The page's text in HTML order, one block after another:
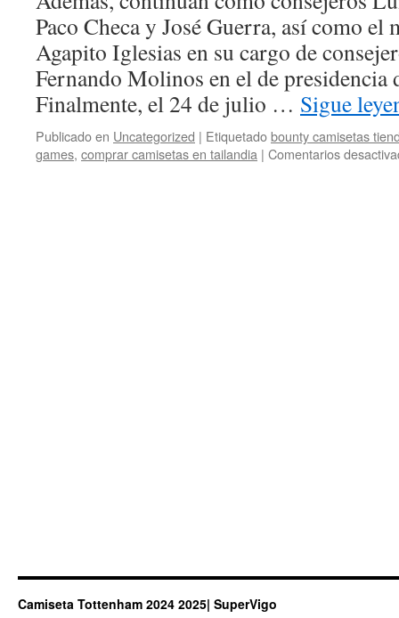
Paco Checa y José Guerra, así como
Agapito Iglesias en su cargo de
Fernando Molinos en el de presidencia
Finalmente, el 24 de julio … Sigue
Publicado en Uncategorized | Etiquetadobounty camisetas
games, comprar camisetas en tailandia | Comentarios
Camiseta Tottenham 2024 2025| SuperVigo